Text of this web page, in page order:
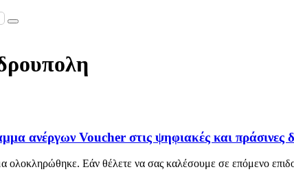
ανέργων Voucher στις ψηφιακές και πράσινες
ολοκληρώθηκε. Εάν θέλετε να σας καλέσουμε σε επόμενο